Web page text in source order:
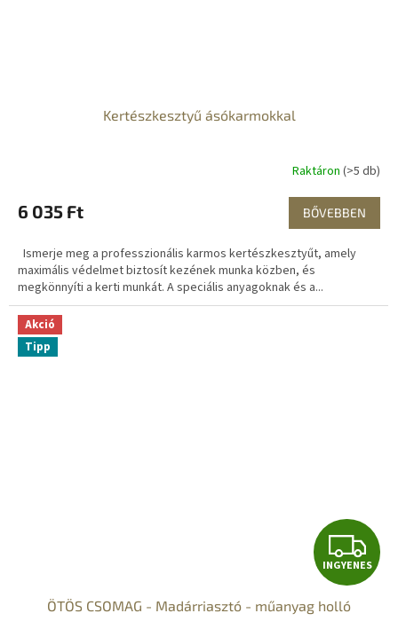
Kertészkesztyű ásókarmokkal
Raktáron (>5 db)
6 035 Ft BŐVEBBEN
Ismerje meg a professzionális karmos kertészkesztyűt, amely
maximális védelmet biztosít kezének munka közben, és
megkönnyíti a kerti munkát. A speciális anyagoknak és a...
Akció
Tipp
I
N
INGYENES
ÖTÖS CSOMAG - Madárriasztó - műanyag holló